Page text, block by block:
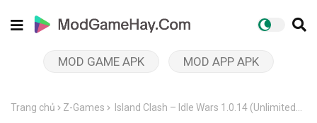
MOD GAME APK MOD APP APK
Trang chủ Z-Games
Island Clash – Idle Wars 1.0.14 (Unlimited